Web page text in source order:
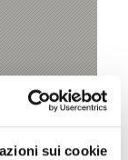
sui cookie